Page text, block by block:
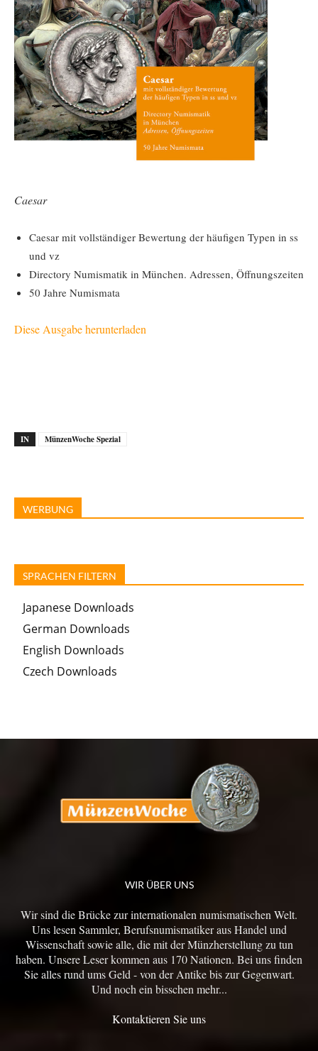
Caesar
Caesar mit vollständiger Bewertung der häufigen Typen in ss
und vz
Directory Numismatik in München. Adressen, Öffnungszeiten
50 Jahre Numismata
Diese Ausgabe herunterladen
IN MünzenWoche Spezial
WERBUNG
SPRACHEN FILTERN
Japanese Downloads
German Downloads
English Downloads
Czech Downloads
WIR ÜBER UNS
Wir sind die Brücke zur internationalen numismatischen Welt.
Uns lesen Sammler, Berufsnumismatiker aus Handel und
Wissenschaft sowie alle, die mit der Münzherstellung zu tun
haben. Unsere Leser kommen aus 170 Nationen. Bei uns finden
Sie alles rund ums Geld - von der Antike bis zur Gegenwart.
Und noch ein bisschen mehr...
Kontaktieren Sie uns